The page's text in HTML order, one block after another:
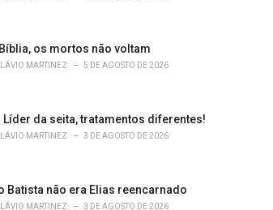
os mortos não voltam
MARTINEZ 5 DE AGOSTO DE 2026
Líder da seita, tratamentos diferentes!
MARTINEZ 3 DE AGOSTO DE 2026
Batista não era Elias reencarnado
MARTINEZ 3 DE AGOSTO DE 2026